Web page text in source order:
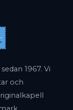
1967. Vi
och